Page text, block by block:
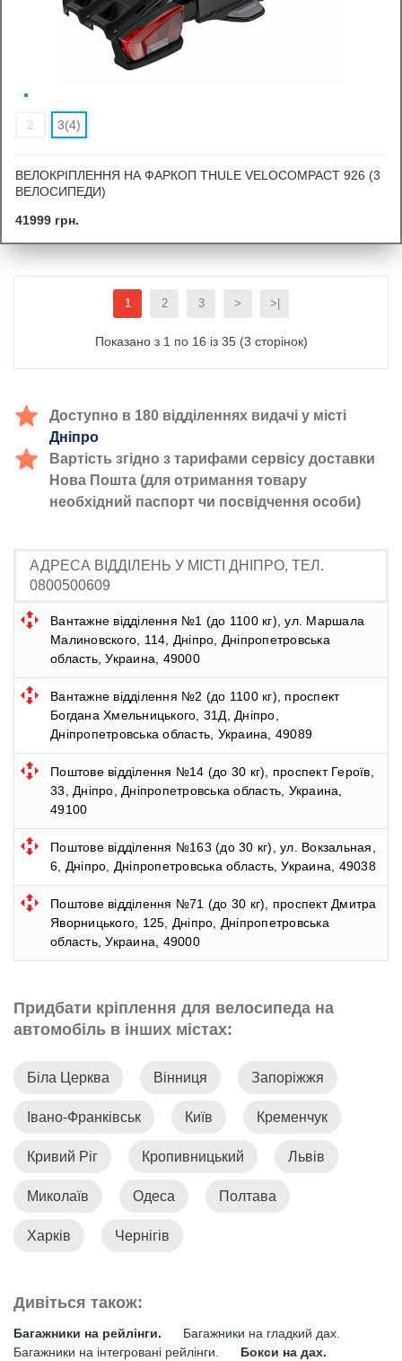
2 3(4)
ВЕЛОКРІПЛЕННЯ НА ФАРКОП THULE VELOCOMPACT 926 (3
ВЕЛОСИПЕДИ)
41999 грн.
1 2 3 > >|
Показано з 1 по 16 із 35 (3 сторінок)
Доступно в 180 відділеннях видачі у місті
Дніпро
Вартість згідно з тарифами сервісу доставки
Нова Пошта (для отримання товару
необхідний паспорт чи посвідчення особи)
АДРЕСА ВІДДІЛЕНЬ У МІСТІ ДНІПРО, ТЕЛ.
0800500609
Вантажне відділення №1 (до 1100 кг), ул. Маршала
Малиновского, 114, Дніпро, Дніпропетровська
область, Украина, 49000
Вантажне відділення №2 (до 1100 кг), проспект
Богдана Хмельницького, 31Д, Дніпро,
Дніпропетровська область, Украина, 49089
Поштове відділення №14 (до 30 кг), проспект Героїв,
33, Дніпро, Дніпропетровська область, Украина,
49100
Поштове відділення №163 (до 30 кг), ул. Вокзальная,
6, Дніпро, Дніпропетровська область, Украина, 49038
Поштове відділення №71 (до 30 кг), проспект Дмитра
Яворницького, 125, Дніпро, Дніпропетровська
область, Украина, 49000
Придбати кріплення для велосипеда на
автомобіль в інших містах:
Біла Церква Вінниця Запоріжжя
Івано-Франківськ Київ Кременчук
Кривий Ріг Кропивницький Львів
Миколаїв Одеса Полтава
Харків Чернігів
Дивіться також:
Багажники на рейлінги.
Багажники на гладкий дах.
Багажники на інтегровані рейлінги.
Бокси на дах.